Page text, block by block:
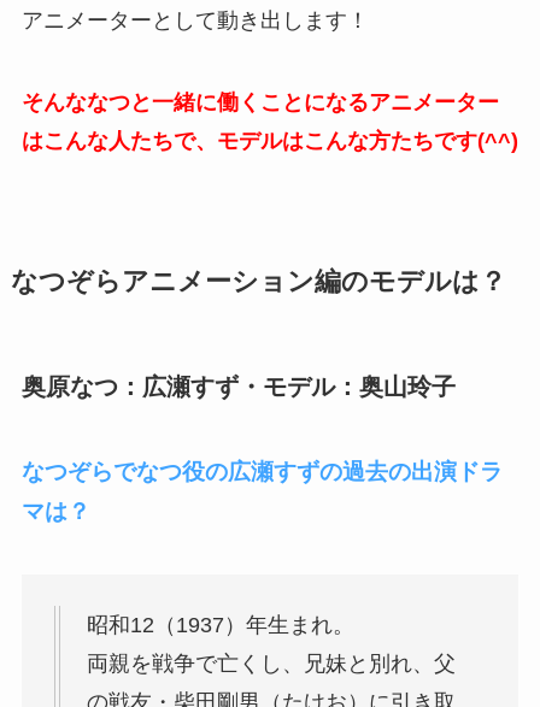
アニメーターとして動き出します！
そんななつと一緒に働くことになるアニメーター
はこんな人たちで、モデルはこんな方たちです(^^)
なつぞらアニメーション編のモデルは？
奥原なつ：広瀬すず・モデル：奥山玲子
なつぞらでなつ役の広瀬すずの過去の出演ドラ
マは？
昭和12（1937）年生まれ。
両親を戦争で亡くし、兄妹と別れ、父